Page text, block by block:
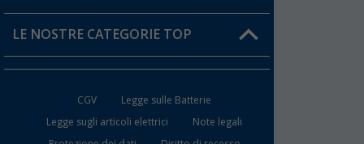
Carta fedeltà Berger
FAQ e Contatti
LE NOSTRE CATEGORIE TOP
CGV
Legge sulle Batterie
Legge sugli articoli elettrici
Note legali